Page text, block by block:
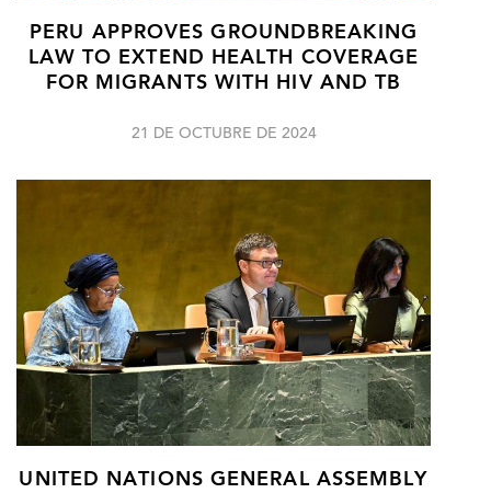
PERU APPROVES GROUNDBREAKING
LAW TO EXTEND HEALTH COVERAGE
FOR MIGRANTS WITH HIV AND TB
21 DE OCTUBRE DE 2024
UNITED NATIONS GENERAL ASSEMBLY